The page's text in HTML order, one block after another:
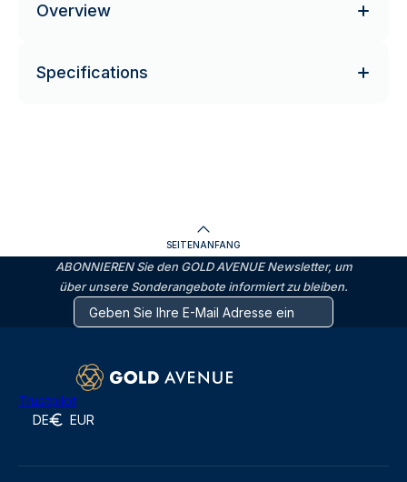
Overview
Specifications
SEITENANFANG
ABONNIEREN Sie den GOLD AVENUE Newsletter, um
über unsere Sonderangebote informiert zu bleiben.
Trustpilot
DE EUR